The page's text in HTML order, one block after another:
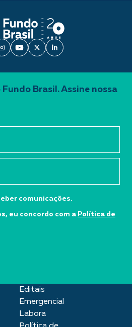
Editais
Emergencial
Labora
Brasil. Assine nossa
comunicações.
eu concordo com a Política de